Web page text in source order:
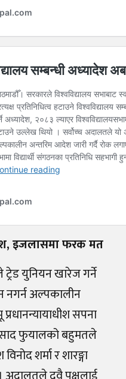
इजलासमा फरक मत
युनियन खारेज गर्ने
नगर्न अल्पकालीन
सपना
फुयालको बहुमतले
शर्मा र शारङ्गा